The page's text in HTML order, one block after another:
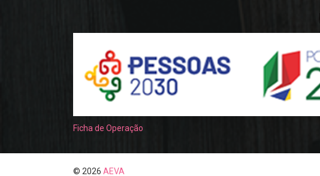
Ficha de Operação
© 2026 AEVA